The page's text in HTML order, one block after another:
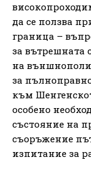
да се ползва
граница –
за вътрешната
на
за
към
особено
състояние на
съоръжение
изпитание за